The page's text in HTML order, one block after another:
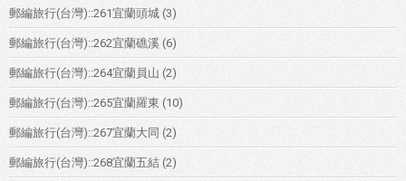
郵編旅行(台灣)::261宜蘭頭城 (3)
郵編旅行(台灣)::262宜蘭礁溪 (6)
郵編旅行(台灣)::264宜蘭員山 (2)
郵編旅行(台灣)::265宜蘭羅東 (10)
郵編旅行(台灣)::267宜蘭大同 (2)
郵編旅行(台灣)::268宜蘭五結 (2)